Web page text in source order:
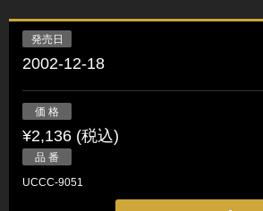
発売日
2002-12-18
価 格
¥2,136 (税込)
品 番
UCCC-9051